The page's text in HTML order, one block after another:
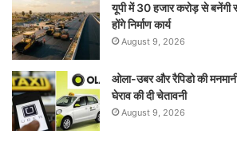
यूपी में 30 हजार करोड़ से
होंगे निर्माण कार्य
August 9, 2026
ओला-उबर और रैपिडो की
घेराव की दी चेतावनी
August 9, 2026